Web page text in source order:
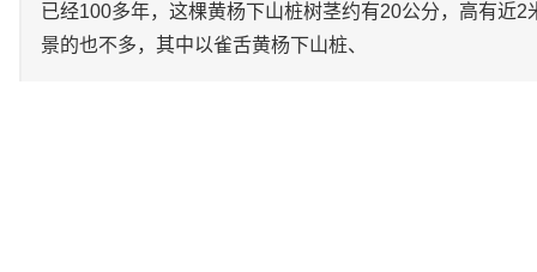
已经100多年，这棵黄杨下山桩树茎约有20公分，高有近
景的也不多，其中以雀舌黄杨下山桩、